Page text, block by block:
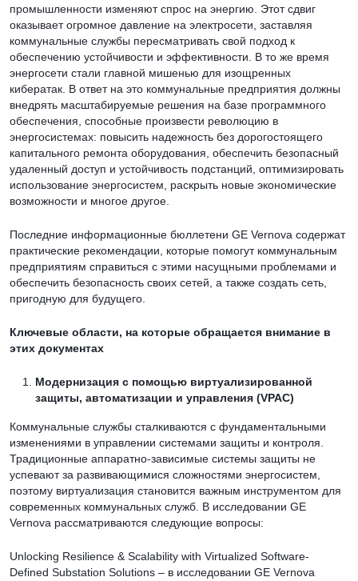
промышленности изменяют спрос на энергию. Этот сдвиг
оказывает огромное давление на электросети, заставляя
коммунальные службы пересматривать свой подход к
обеспечению устойчивости и эффективности. В то же время
энергосети стали главной мишенью для изощренных
кибератак. В ответ на это коммунальные предприятия должны
внедрять масштабируемые решения на базе программного
обеспечения, способные произвести революцию в
энергосистемах: повысить надежность без дорогостоящего
капитального ремонта оборудования, обеспечить безопасный
удаленный доступ и устойчивость подстанций, оптимизировать
использование энергосистем, раскрыть новые экономические
возможности и многое другое.
Последние информационные бюллетени GE Vernova содержат
практические рекомендации, которые помогут коммунальным
предприятиям справиться с этими насущными проблемами и
обеспечить безопасность своих сетей, а также создать сеть,
пригодную для будущего.
Ключевые области, на которые обращается внимание в
этих документах
Модернизация с помощью виртуализированной
защиты, автоматизации и управления (VPAC)
Коммунальные службы сталкиваются с фундаментальными
изменениями в управлении системами защиты и контроля.
Традиционные аппаратно-зависимые системы защиты не
успевают за развивающимися сложностями энергосистем,
поэтому виртуализация становится важным инструментом для
современных коммунальных служб. В исследовании GE
Vernova рассматриваются следующие вопросы:
Unlocking Resilience & Scalability with Virtualized Software-
Defined Substation Solutions – в исследовании GE Vernova